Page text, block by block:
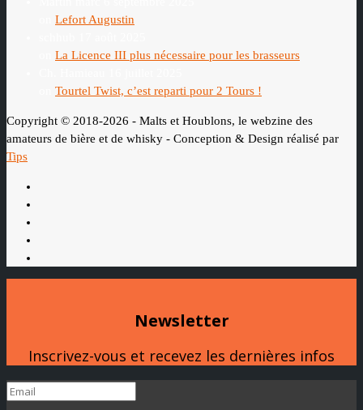
Lefort Augustin
La Licence III plus nécessaire pour les brasseurs
Tourtel Twist, c’est reparti pour 2 Tours !
Copyright © 2018-2026 - Malts et Houblons, le webzine des
amateurs de bière et de whisky - Conception & Design réalisé par
Tips
Newsletter
Inscrivez-vous et recevez les dernières infos